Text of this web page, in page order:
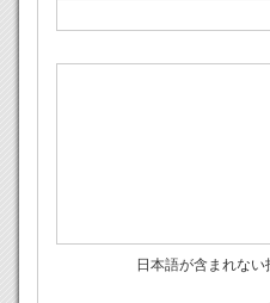
日本語が含まれな